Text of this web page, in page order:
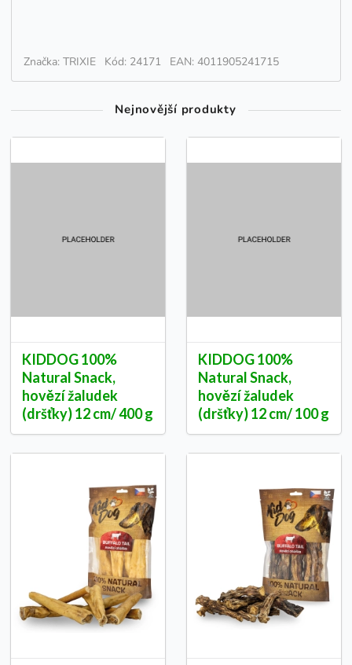
Značka: TRIXIE Kód: 24171 EAN: 4011905241715
Nejnovější produkty
KIDDOG 100%
Natural Snack,
hovězí žaludek
(dršťky) 12 cm/ 400 g
KIDDOG 100%
Natural Snack,
hovězí žaludek
(dršťky) 12 cm/ 100 g